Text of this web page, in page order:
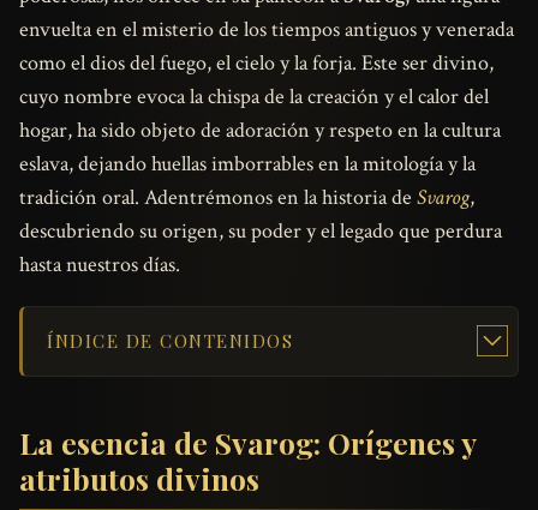
envuelta en el misterio de los tiempos antiguos y venerada
como el dios del fuego, el cielo y la forja. Este ser divino,
cuyo nombre evoca la chispa de la creación y el calor del
hogar, ha sido objeto de adoración y respeto en la cultura
eslava, dejando huellas imborrables en la mitología y la
tradición oral. Adentrémonos en la historia de Svarog,
descubriendo su origen, su poder y el legado que perdura
hasta nuestros días.
ÍNDICE DE CONTENIDOS
La esencia de Svarog: Orígenes y
atributos divinos